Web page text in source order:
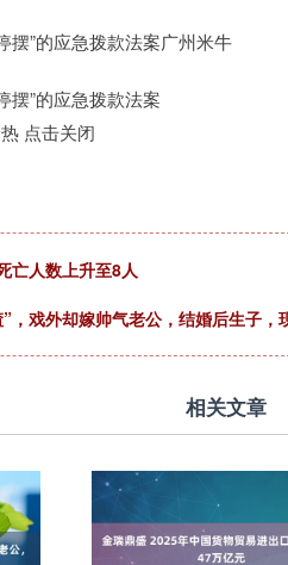
摆”的应急拨款法案广州米牛
摆”的应急拨款法案
点击关闭
亡人数上升至8人
，戏外却嫁帅气老公，结婚后生子，
相关文章